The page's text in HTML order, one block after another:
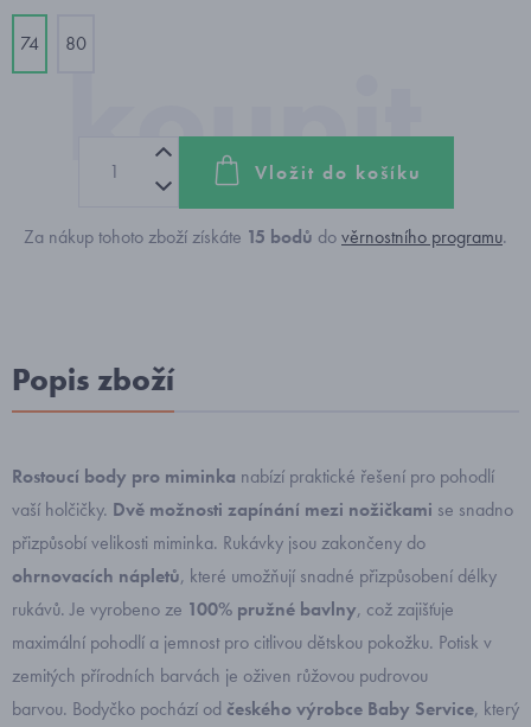
74 80
Vložit do košíku
Za nákup tohoto zboží získáte 15 bodů dověrnostního programu.
Popis zboží
Rostoucí body pro miminka nabízí praktické řešení pro pohodlí
vaší holčičky. Dvě možnosti zapínání mezi nožičkami se snadno
přizpůsobí velikosti miminka. Rukávky jsou zakončeny do
ohrnovacích nápletů, které umožňují snadné přizpůsobení délky
rukávů. Je vyrobeno ze 100% pružné bavlny, což zajišťuje
maximální pohodlí a jemnost pro citlivou dětskou pokožku. Potisk v
zemitých přírodních barvách je oživen růžovou pudrovou
barvou. Bodyčko pochází od českého výrobce Baby Service, který